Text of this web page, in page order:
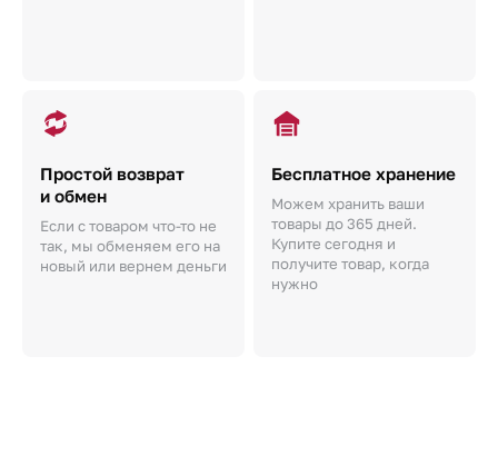
Простой возврат
и обмен
Если с товаром что-то не
так, мы обменяем его на
новый или вернем деньги
Бесплатное хранение
Можем хранить ваши
товары до 365 дней.
Купите сегодня и
получите товар, когда
нужно